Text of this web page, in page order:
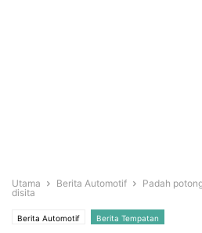
Utama Berita Automotif
Padah
disita
Berita Automotif Berita Tempatan